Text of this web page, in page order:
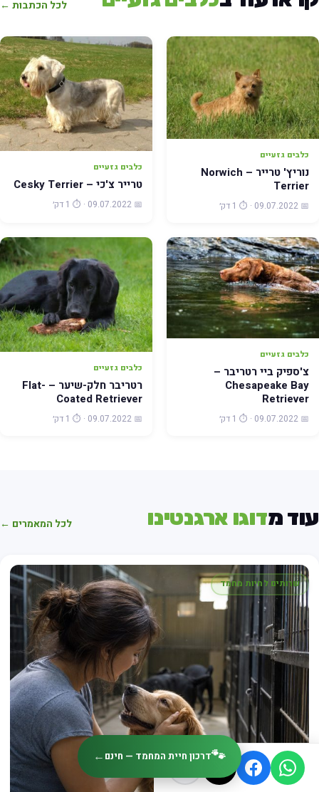
לכל הכתבות ←
כלבים גזעיים
נוריץ' טרייר – Norwich
Terrier
📅 09.07.2022 · ⏱️ 1 דק׳
כלבים גזעיים
טרייר צ'כי – Cesky Terrier
📅 09.07.2022 · ⏱️ 1 דק׳
כלבים גזעיים
צ'ספיק ביי רטריבר –
Chesapeake Bay
Retriever
📅 09.07.2022 · ⏱️ 1 דק׳
כלבים גזעיים
רטריבר חלק-שיער – Flat-
Coated Retriever
📅 09.07.2022 · ⏱️ 1 דק׳
עוד מדוגו ארגנטינו לכל המאמרים ←
שרותים לחיות מחמד
🐾דרכון חיית המחמד — חינם ←